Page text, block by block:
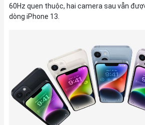
60Hz quen thuộc, hai camera sau vẫn
dòng iPhone 13.